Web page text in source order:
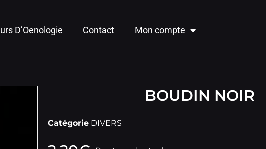
D’Oenologie Contact Mon compte
BOUDIN NOIR
Catégorie DIVERS